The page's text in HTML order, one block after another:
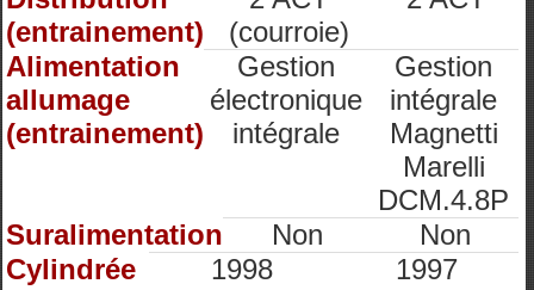
(entrainement)
(courroie)
Alimentation
allumage
(entrainement)
Gestion
électronique
intégrale
Gestion
intégrale
Magnetti
Marelli
DCM.4.8P
Suralimentation
Non
Non
Cylindrée
1998 1997